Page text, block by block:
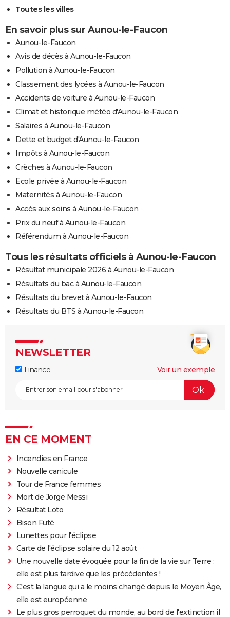
Toutes les villes
En savoir plus sur Aunou-le-Faucon
Aunou-le-Faucon
Avis de décès à Aunou-le-Faucon
Pollution à Aunou-le-Faucon
Classement des lycées à Aunou-le-Faucon
Accidents de voiture à Aunou-le-Faucon
Climat et historique météo d'Aunou-le-Faucon
Salaires à Aunou-le-Faucon
Dette et budget d'Aunou-le-Faucon
Impôts à Aunou-le-Faucon
Crèches à Aunou-le-Faucon
Ecole privée à Aunou-le-Faucon
Maternités à Aunou-le-Faucon
Accès aux soins à Aunou-le-Faucon
Prix du neuf à Aunou-le-Faucon
Référendum à Aunou-le-Faucon
Tous les résultats officiels à Aunou-le-Faucon
Résultat municipale 2026 à Aunou-le-Faucon
Résultats du bac à Aunou-le-Faucon
Résultats du brevet à Aunou-le-Faucon
Résultats du BTS à Aunou-le-Faucon
NEWSLETTER
Finance Voir un exemple
EN CE MOMENT
Incendies en France
Nouvelle canicule
Tour de France femmes
Mort de Jorge Messi
Résultat Loto
Bison Futé
Lunettes pour l'éclipse
Carte de l'éclipse solaire du 12 août
Une nouvelle date évoquée pour la fin de la vie sur Terre :
elle est plus tardive que les précédentes !
C'est la langue qui a le moins changé depuis le Moyen Âge,
elle est européenne
Le plus gros perroquet du monde, au bord de l'extinction il